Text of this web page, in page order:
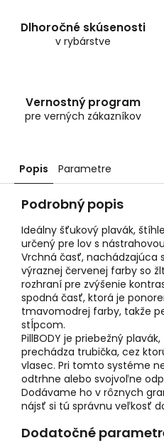
Dlhoročné skúsenosti
v rybárstve
Vernostný program
pre verných zákazníkov
Popis Parametre
Podrobný popis
Ideálny šťukový plavák,
určený pre lov s
Vrchná časť, nachádzajúca
výraznej červenej farby so
rozhraní pre zvýšenie
spodná časť, ktorá je
tmavomodrej farby, takže
stĺpcom.
PillBODY je priebežný
prechádza trubička, cez
vlasec. Pri tomto systéme
odtrhne alebo svojvoľne
Dodávame ho v rôznych
nájsť si tú správnu veľkosť
Dodatočné